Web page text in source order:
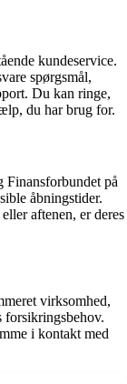
kundeservice.
spørgsmål,
Du kan ringe,
du har brug for.
Finansforbundet på
åbningstider.
aftenen, er deres
virksomhed,
forsikringsbehov.
i kontakt med